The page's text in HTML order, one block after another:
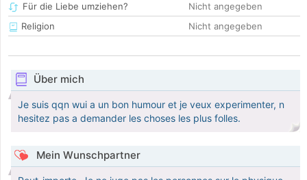
Für die Liebe umziehen?
Nicht angegeben
Religion
Nicht angegeben
Über mich
Je suis qqn wui a un bon humour et je veux experimenter, n
hesitez pas a demander les choses les plus folles.
Mein Wunschpartner